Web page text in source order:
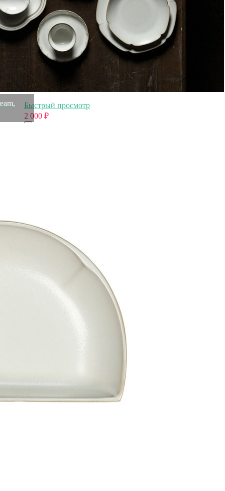
Бокал 00611701, стекло, clear, LA ROCHERE
Быстрый просмотр
2 000 ₽
2 000₽
Стакан ACN21/003079573006, стекло, Mint, VISTA